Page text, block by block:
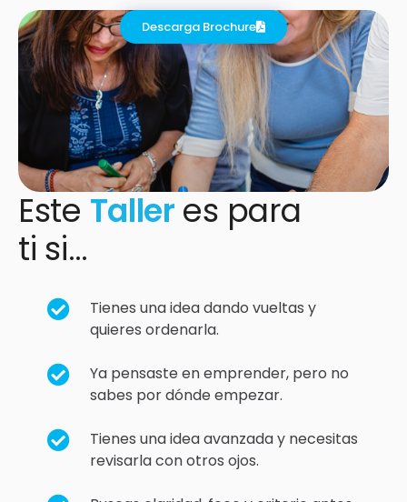
Este Taller es para
ti si…
Tienes una idea dando vueltas y
quieres ordenarla.
Ya pensaste en emprender, pero no
sabes por dónde empezar.
Tienes una idea avanzada y necesitas
revisarla con otros ojos.
Descarga Brochure